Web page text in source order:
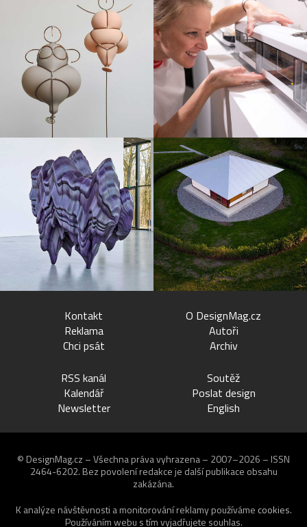
Kontakt
Reklama
Chci psát
O DesignMag.cz
Autoři
Archiv
RSS kanál
Kalendář
Newsletter
Soutěž
Poslat design
English
© DesignMag.cz – Všechna práva vyhrazena – 2007–2026 – ISSN
2464-6202. Bez povolení redakce je další publikace obsahu
zakázána.
K analýze návštěvnosti a monitorování reklamy používáme cookies.
Používáním webu s tím vyjadřujete souhlas.